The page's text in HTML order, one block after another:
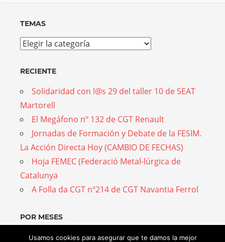
TEMAS
Temas
RECIENTE
Solidaridad con l@s 29 del taller 10 de SEAT
Martorell
El Megáfono nº 132 de CGT Renault
Jornadas de Formación y Debate de la FESIM.
La Acción Directa Hoy (CAMBIO DE FECHAS)
Hoja FEMEC (Federació Metal-lúrgica de
Catalunya
A Folla da CGT nº214 de CGT Navantia Ferrol
POR MESES
PorUsamos cookies para asegurar que te damos la mejor